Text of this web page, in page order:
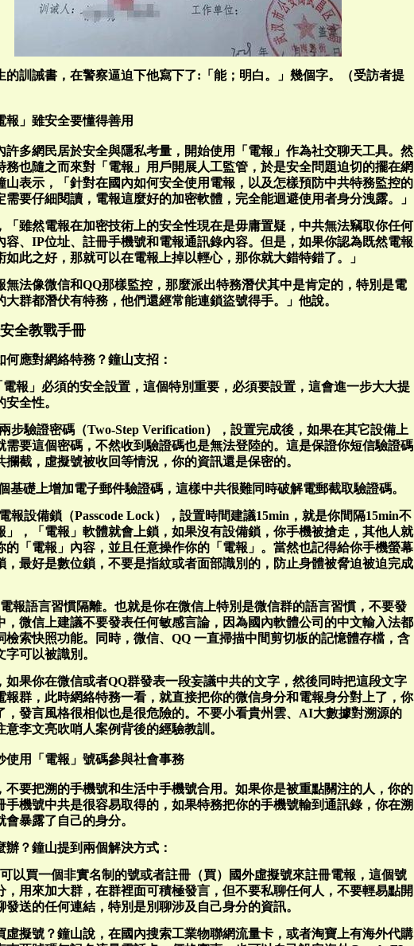
的訓誡書，在警察逼迫下他寫下了:「能；明白。」幾個字。（受訪者提
報」雖安全要懂得善用
許多網民居於安全與隱私考量，開始使用「電報」作為社交聊天工具。然
務也隨之而來對「電報」用戶開展人工監管，於是安全問題迫切的擺在網
山表示，「針對在國內如何安全使用電報，以及怎樣預防中共特務監控的
需要仔細閱讀，電報這麼好的加密軟體，完全能迴避使用者身分洩露。」
「雖然電報在加密技術上的安全性現在是毋庸置疑，中共無法竊取你任何
容、IP位址、註冊手機號和電報通訊錄內容。但是，如果你認為既然電報
如此之好，那就可以在電報上掉以輕心，那你就大錯特錯了。」
無法像微信和QQ那樣監控，那麼派出特務潛伏其中是肯定的，特別是電
大群都潛伏有特務，他們還經常能連鎖盜號得手。」他說。
安全教戰手冊
何應對網絡特務？鐘山支招：
電報」必須的安全設置，這個特別重要，必須要設置，這會進一步大大提
全性。
步驗證密碼（Two-Step Verification），設置完成後，如果在其它設備上
需要這個密碼，不然收到驗證碼也是無法登陸的。這是保證你短信驗證碼
攔截，虛擬號被收回等情況，你的資訊還是保密的。
基礎上增加電子郵件驗證碼，這樣中共很難同時破解電郵截取驗證碼。
報設備鎖（Passcode Lock），設置時間建議15min，就是你間隔15min不
」，「電報」軟體就會上鎖，如果沒有設備鎖，你手機被搶走，其他人就
的「電報」內容，並且任意操作你的「電報」。當然也記得給你手機螢幕
，最好是數位鎖，不要是指紋或者面部識別的，防止身體被脅迫被迫完成
報語言習慣隔離。也就是你在微信上特別是微信群的語言習慣，不要發
，微信上建議不要發表任何敏感言論，因為國內軟體公司的中文輸入法都
檢索快照功能。同時，微信、QQ 一直掃描中間剪切板的記憶體存檔，含
可以被識別。
如果你在微信或者QQ群發表一段妄議中共的文字，然後同時把這段文字
報群，此時網絡特務一看，就直接把你的微信身分和電報身分對上了，你
，發言風格很相似也是很危險的。不要小看貴州雲、AI大數據對溯源的
意李文亮吹哨人案例背後的經驗教訓。
使用「電報」號碼參與社會事務
不要把溯的手機號和生活中手機號合用。如果你是被重點關注的人，你的
手機號中共是很容易取得的，如果特務把你的手機號輸到通訊錄，你在溯
會暴露了自己的身分。
辦？鐘山提到兩個解決方式：
以買一個非實名制的號或者註冊（買）國外虛擬號來註冊電報，這個號
，用來加大群，在群裡面可積極發言，但不要私聊任何人，不要輕易點開
發送的任何連結，特別是別聊涉及自己身分的資訊。
虛擬號？鐘山說，在國內搜索工業物聯網流量卡，或者淘寶上有海外代購